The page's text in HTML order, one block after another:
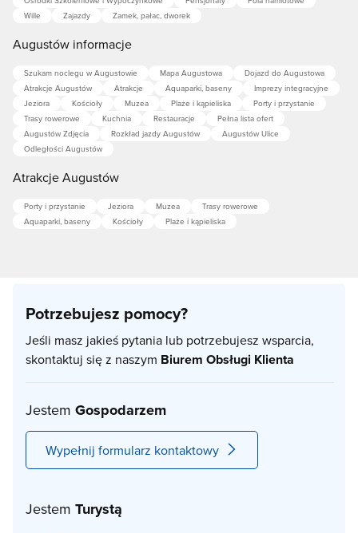
Wille
Zajazdy Zamek, pałac, dworek
Augustów informacje
Szukam noclegu w Augustowie Mapa Augustowa
Dojazd do Augustowa
Atrakcje Augustów
Atrakcje Aquaparki, baseny
Imprezy integracyjne
Jeziora
Kościoły Muzea Plaże i kąpieliska
Porty i przystanie
Trasy rowerowe
Kuchnia Restauracje
Pełna lista ofert
Augustów Zdjęcia
Rozkład jazdy Augustów
Augustów Ulice
Odległości Augustów
Atrakcje Augustów
Porty i przystanie Jeziora Muzea
Trasy rowerowe
Aquaparki, baseny
Kościoły Plaże i kąpieliska
Potrzebujesz pomocy?
Jeśli masz jakieś pytania lub potrzebujesz wsparcia,
skontaktuj się z naszym Biurem Obsługi Klienta
Jestem Gospodarzem
Wypełnij formularz kontaktowy
Jestem Turystą